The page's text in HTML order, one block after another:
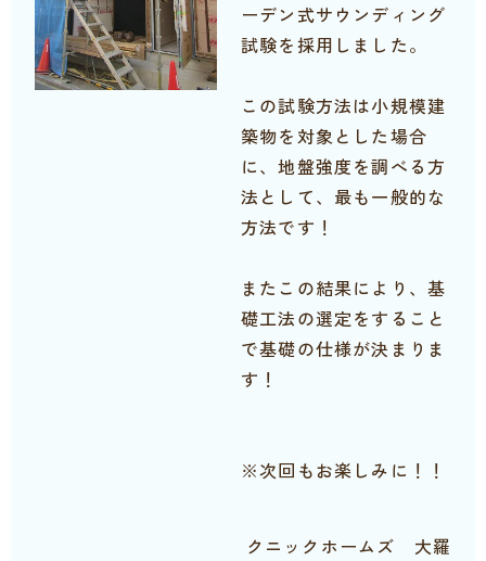
ーデン式サウンディング
試験を採用しました。
この試験方法は小規模建
築物を対象とした場合
に、地盤強度を調べる方
法として、最も一般的な
方法です！
またこの結果により、基
礎工法の選定をすること
で基礎の仕様が決まりま
す！
※次回もお楽しみに！！
クニックホームズ 大羅